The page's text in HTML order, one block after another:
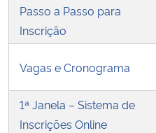
Passo a Passo para
Inscrição
Vagas e Cronograma
1ª Janela – Sistema de
Inscrições Online